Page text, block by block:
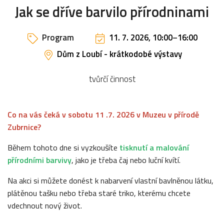
Jak se dříve barvilo přírodninami
Program 11. 7. 2026, 10:00–16:00
Dům z Loubí - krátkodobé výstavy
tvůrčí činnost
Co na vás čeká v sobotu 11 .7. 2026 v Muzeu v přírodě
Zubrnice?
Během tohoto dne si vyzkoušíte tisknutí a malování
přírodními barvivy, jako je třeba čaj nebo luční kvítí.
Na akci si můžete donést k nabarvení vlastní bavlněnou látku,
plátěnou tašku nebo třeba staré triko, kterému chcete
vdechnout nový život.